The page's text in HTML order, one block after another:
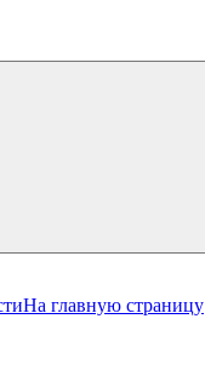
На главную страницу